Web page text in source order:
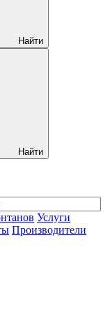
Найти
Найти
Услуги
Производители